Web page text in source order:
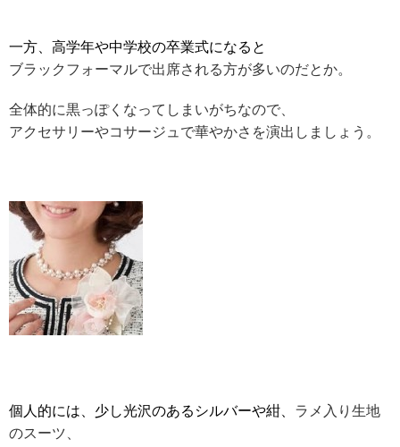
一方、高学年や中学校の卒業式になると
ブラックフォーマルで出席される方が多いのだとか。
全体的に黒っぽくなってしまいがちなので、
アクセサリーやコサージュで華やかさを演出しましょう。
個人的には、少し光沢のあるシルバーや紺、 ラメ入り生地
のスーツ、